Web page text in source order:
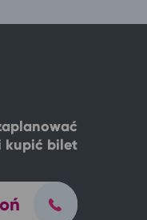
kupić bilet